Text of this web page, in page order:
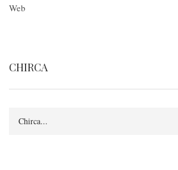
Web
CHIRCA